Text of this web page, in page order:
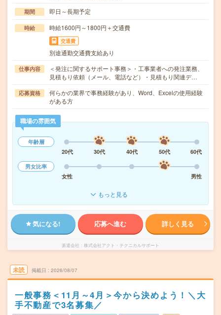
期間 即日～長期予定
時給 時給1600円～1800円＋交通費
交通費
別途通勤交通費支給あり
仕事内容
＜発注に関するサポート事務＞・工事業者への発注業務、
見積もり依頼（メール、電話など）・見積もり関連デ…
応募資格
何らかの業界で事務経験があり、Word、Excelの使用経験
がある方
職場の雰囲気
年齢層
20代
30代 40代 50代
60代
男女比率
女性
男性
もっと見る
気になる! 応募へ進む 詳しく見る
派遣会社 株式会社アクト・テクニカルサポート
未読 掲載日 2026/08/07
一般事務＜11月～4月＞今から決めよう！＼大
手不動産で3名募集／